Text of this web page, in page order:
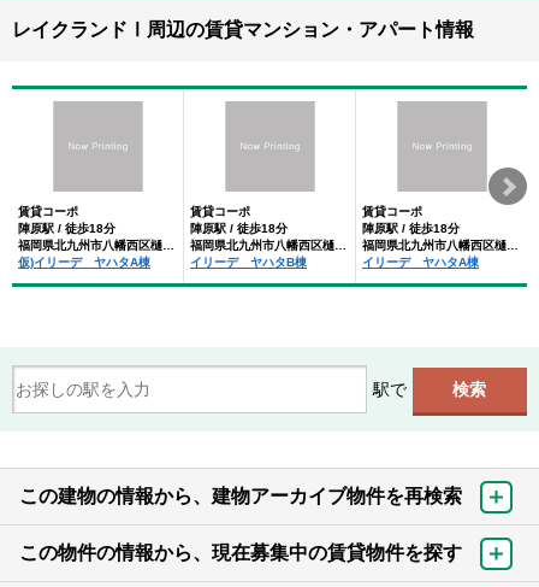
レイクランドⅠ周辺の賃貸マンション・アパート情報
賃貸コーポ
陣原駅 / 徒歩18分
仮)イリーデ ヤハタA棟
賃貸コーポ
陣原駅 / 徒歩18分
イリーデ ヤハタB棟
賃貸コーポ
陣原駅 / 徒歩18分
イリーデ ヤハタA棟
駅で
この建物の情報から、建物アーカイブ物件を再検索
この物件の情報から、現在募集中の賃貸物件を探す